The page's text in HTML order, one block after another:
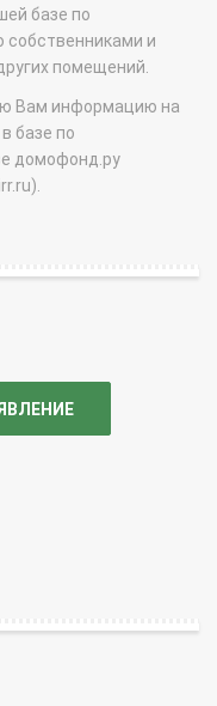
базе по
и
помещений.
Вам информацию на
базе по
домофонд.ру